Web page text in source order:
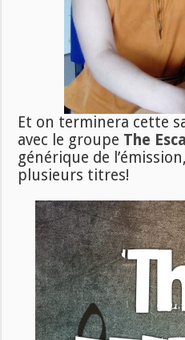
Et on terminera cette
avec le groupe The
générique de
plusieurs titres!